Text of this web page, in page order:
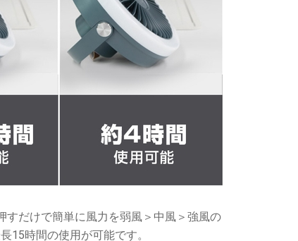
だけで簡単に風力を弱風＞中風＞強風の
15時間の使用が可能です。